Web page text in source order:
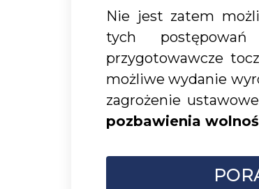
Nie jest zatem
tych
przygotowawcze
możliwe wydanie
zagrożenie
pozbawienia